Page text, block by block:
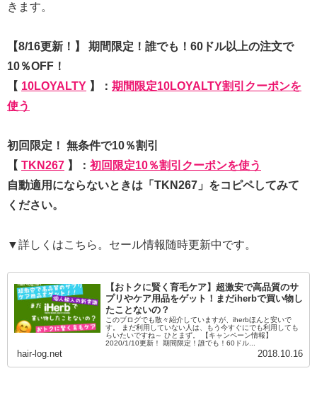
きます。
【8/16更新！】 期間限定！誰でも！60ドル以上の注文で
10％OFF！
【 10LOYALTY 】： 期間限定10LOYALTY割引クーポンを
使う
初回限定！ 無条件で10％割引
【 TKN267 】： 初回限定10％割引クーポンを使う
自動適用にならないときは「TKN267」をコピペしてみて
ください。
▼詳しくはこちら。セール情報随時更新中です。
【おトクに賢く育毛ケア】超激安で高品質のサ
プリやケア用品をゲット！まだiherbで買い物し
たことないの？
このブログでも散々紹介していますが、iherbほんと安いで
す。 まだ利用していない人は、もう今すぐにでも利用しても
らいたいですね～ ひとまず。 【キャンペーン情報】
2020/1/10更新！ 期間限定！誰でも！60ドル...
hair-log.net 2018.10.16